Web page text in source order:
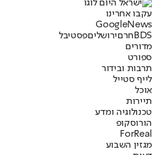
עקבו אחרינו
Googl eNews
BDSחרםירושליםפסטיבל
מדורים
ספורט
תרבות ובידור
לייף סטייל
אוכל
תיירות
טכנולוגיה ומדע
הורוסקופ
ForReal
מגזין השבוע